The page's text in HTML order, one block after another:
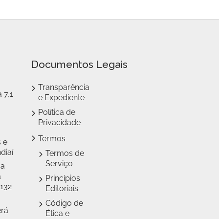
7,1
e
Documentos Legais
Transparência
e Expediente
Política de
Privacidade
Termos
Termos de
Serviço
Princípios
Editoriais
Código de
Ética e